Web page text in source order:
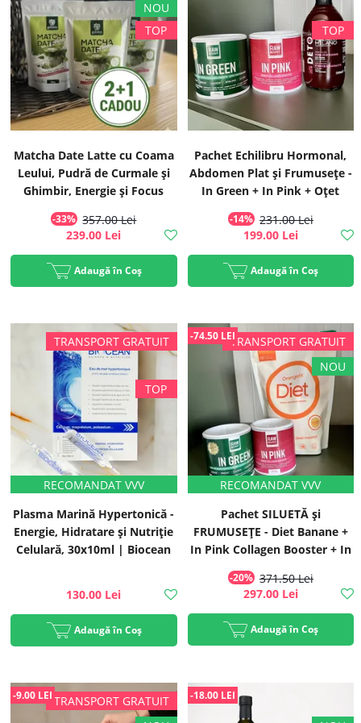
Matcha Date Latte cu Coama
Leului, Pudră de Curmale și
Ghimbir, Energie și Focus
până la ultimul task, ECO,
300g | Golden Flavours
-33% 357.00 Lei
239.00 Lei
Adaugă în Coș
Pachet Echilibru Hormonal,
Abdomen Plat și Frumusețe -
In Green + In Pink + Oțet
-14% 231.00 Lei
199.00 Lei
Adaugă în Coș
Plasma Marină Hypertonică -
Energie, Hidratare și Nutriție
Celulară, 30x10ml | Biocean
130.00 Lei
Adaugă în Coș
Pachet SILUETĂ și
FRUMUSEȚE - Diet Banane +
In Pink Collagen Booster + In
Green Mix Verde
-20% 371.50 Lei
-74.50 LEI
297.00 Lei
Adaugă în Coș
-9.00 LEI -18.00 LEI